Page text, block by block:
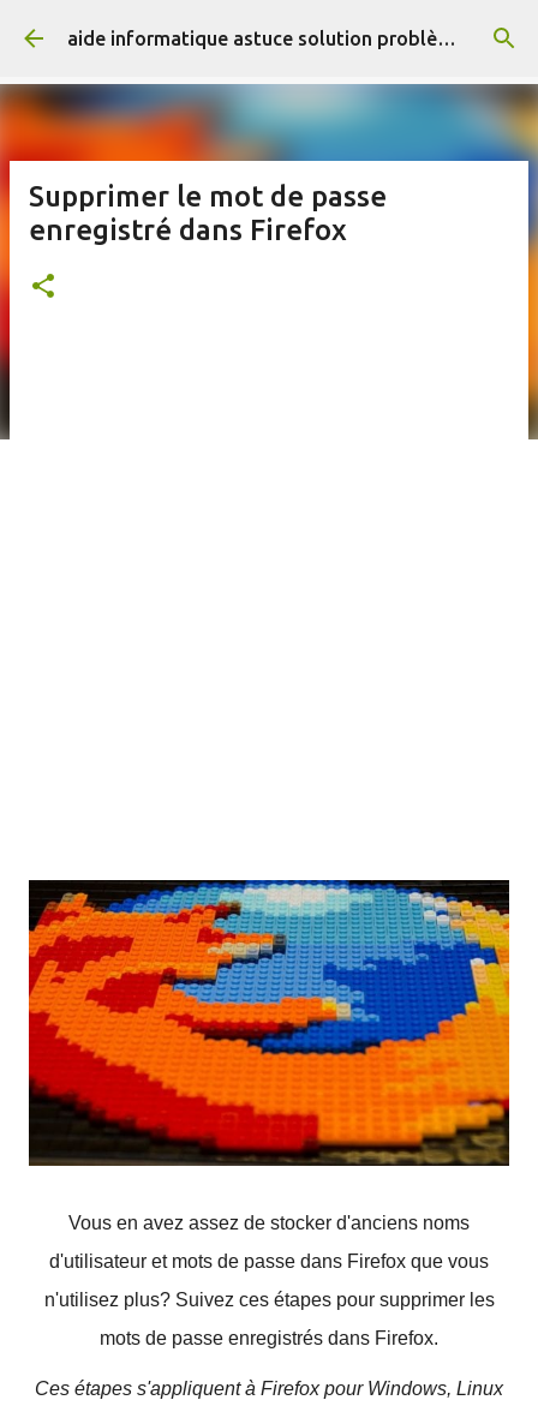
Accéder au contenu principal aide informatique astuce solution problème résolus
Supprimer le mot de passe
enregistré dans Firefox
Vous en avez assez de stocker d'anciens noms
d'utilisateur et mots de passe dans Firefox que vous
n'utilisez plus? Suivez ces étapes pour supprimer les
mots de passe enregistrés dans Firefox.
Ces étapes s'appliquent à Firefox pour Windows, Linux